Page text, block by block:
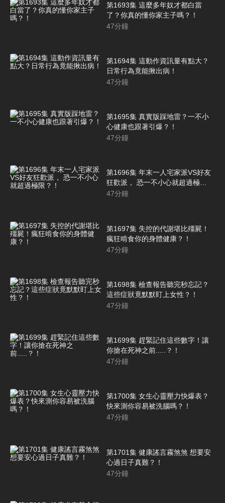
第1693集 這麼多年奴才都白當
了？你真的懂你家主子嗎？！
47分鐘
第1694集 這動作資訊量有點大？
日常行為竟能揪出病！
47分鐘
第1695集 真實版踩地雷？一不小
心健康也跟著引爆？！
47分鐘
第1696集 年末一人宅家派VS好友
狂歡派， 恐一不小心就超過極
限？！
47分鐘
第1697集 失控的代謝堪比殭屍！
瘋狂啃食你的身體健康？！
47分鐘
第1698集 檢查報告聽完秒忘記？
這些症狀竟默默盯上女性？！
47分鐘
第1699集 趕緊記住這些數字！讓
你搶在死神之前.....？！
47分鐘
第1700集 女生心靈壓力快爆表？
快來測你容易被洗腦嗎？！
47分鐘
第1701集 健康謠言霧煞煞 想要安
心過日子真難？！
47分鐘